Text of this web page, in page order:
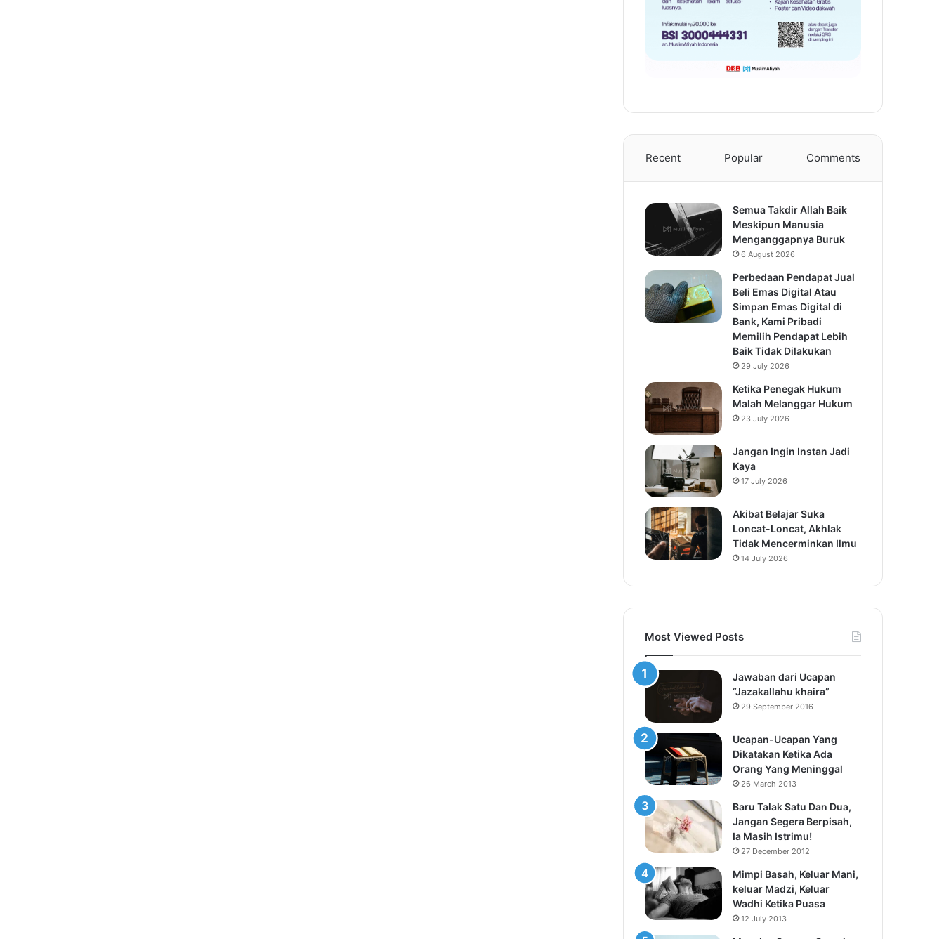
Recent Popular Comments
Semua Takdir Allah Baik
Meskipun Manusia
Menganggapnya Buruk
6 August 2026
Perbedaan Pendapat Jual
Beli Emas Digital Atau
Simpan Emas Digital di
Bank, Kami Pribadi
Memilih Pendapat Lebih
Baik Tidak Dilakukan
29 July 2026
Ketika Penegak Hukum
Malah Melanggar Hukum
23 July 2026
Jangan Ingin Instan Jadi
Kaya
17 July 2026
Akibat Belajar Suka
Loncat-Loncat, Akhlak
Tidak Mencerminkan Ilmu
14 July 2026
Most Viewed Posts
Jawaban dari Ucapan
“Jazakallahu khaira”
29 September 2016
Ucapan-Ucapan Yang
Dikatakan Ketika Ada
Orang Yang Meninggal
26 March 2013
Baru Talak Satu Dan Dua,
Jangan Segera Berpisah,
Ia Masih Istrimu!
27 December 2012
Mimpi Basah, Keluar Mani,
keluar Madzi, Keluar
Wadhi Ketika Puasa
12 July 2013